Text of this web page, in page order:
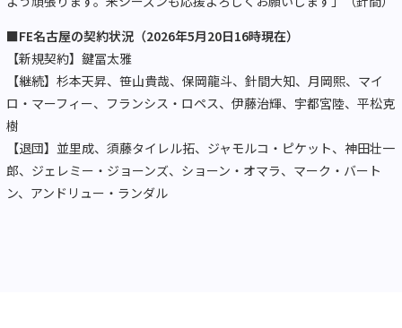
■FE名古屋の契約状況（2026年5月20日16時現在）
【新規契約】鍵冨太雅
【継続】杉本天昇、笹山貴哉、保岡龍斗、針間大知、月岡熙、マイ
ロ・マーフィー、フランシス・ロペス、伊藤治輝、宇都宮陸、平松克
樹
【退団】並里成、須藤タイレル拓、ジャモルコ・ピケット、神田壮一
郎、ジェレミー・ジョーンズ、ショーン・オマラ、マーク・バート
ン、アンドリュー・ランダル